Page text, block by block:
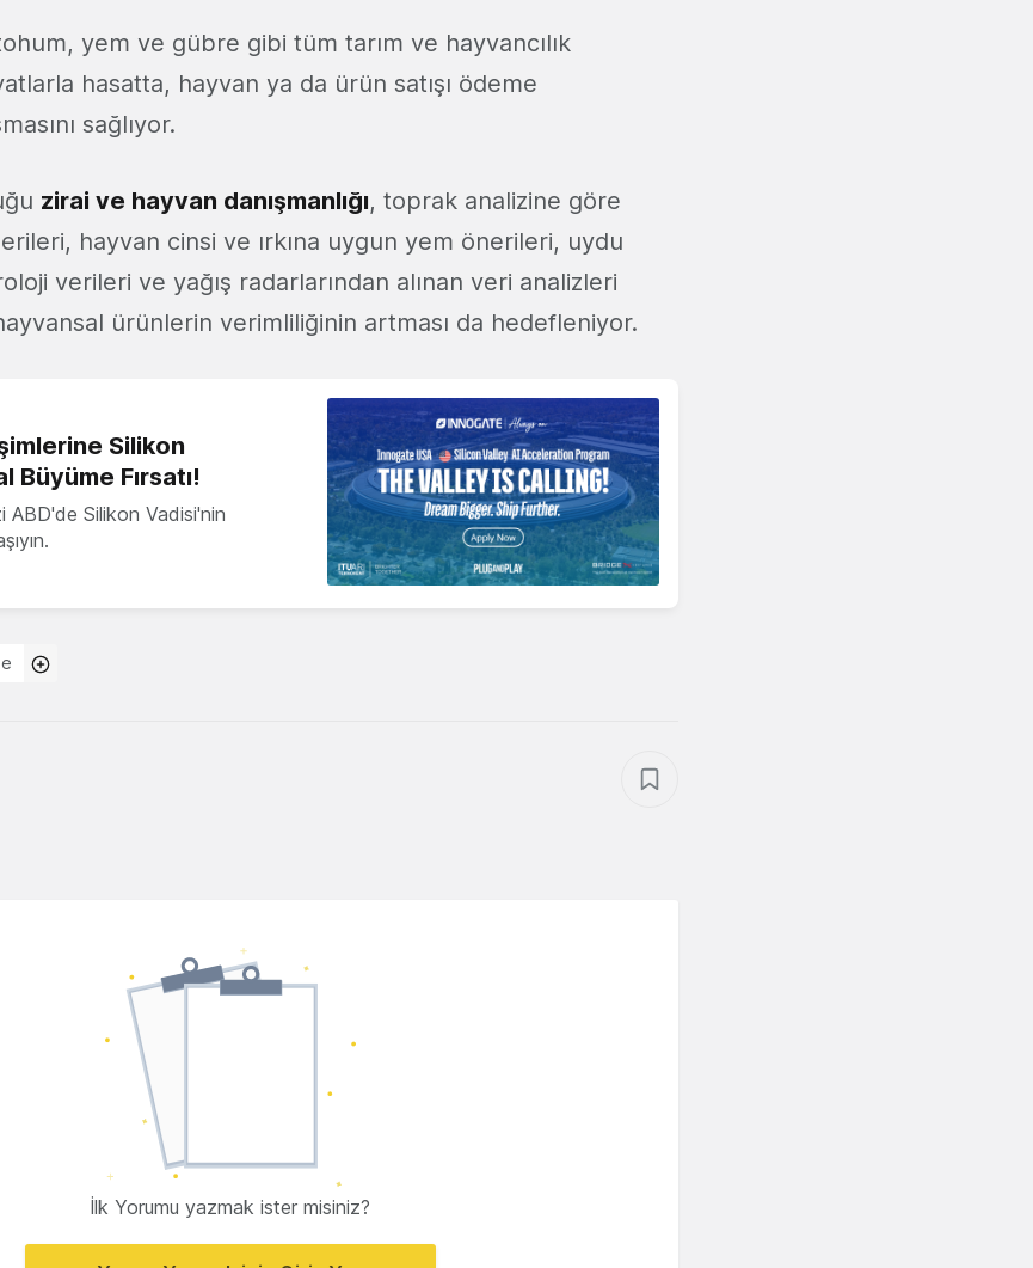
yem ve gübre gibi tüm tarım ve hayvancılık
hasatta, hayvan ya da ürün satışı ödeme
sağlıyor.
zirai ve hayvan danışmanlığı, toprak analizine göre
hayvan cinsi ve ırkına uygun yem önerileri, uydu
verileri ve yağış radarlarından alınan veri analizleri
ürünlerin verimliliğinin artması da hedefleniyor.
Silikon
Büyüme Fırsatı!
ABD'de Silikon Vadisi'nin
İlk Yorumu yazmak ister misiniz?